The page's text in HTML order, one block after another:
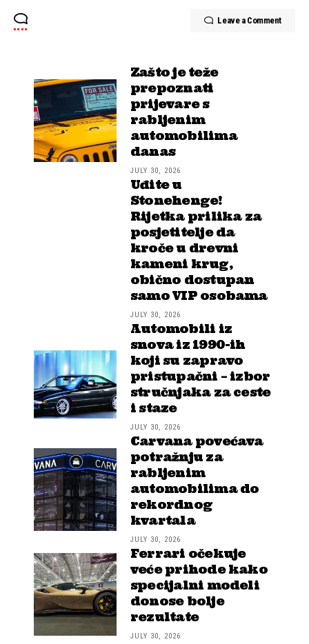
Leave a Comment
Zašto je teže
prepoznati
prijevare s
rabljenim
automobilima
danas
JULY 30, 2026
Uđite u
Stonehenge!
Rijetka prilika za
posjetitelje da
kroče u drevni
kameni krug,
obično dostupan
samo VIP osobama
JULY 30, 2026
Automobili iz
snova iz 1990-ih
koji su zapravo
pristupačni – izbor
stručnjaka za ceste
i staze
JULY 30, 2026
Carvana povećava
potražnju za
rabljenim
automobilima do
rekordnog
kvartala
JULY 30, 2026
Ferrari očekuje
veće prihode kako
specijalni modeli
donose bolje
rezultate
JULY 30, 2026